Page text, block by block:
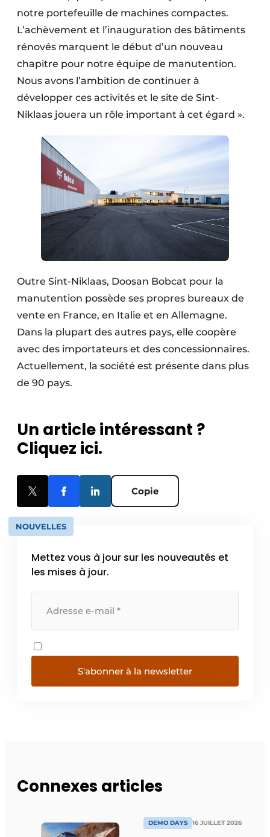
notre portefeuille de machines compactes.
L’achèvement et l’inauguration des bâtiments
rénovés marquent le début d’un nouveau
chapitre pour notre équipe de manutention.
Nous avons l’ambition de continuer à
développer ces activités et le site de Sint-
Niklaas jouera un rôle important à cet égard ».
Outre Sint-Niklaas, Doosan Bobcat pour la
manutention possède ses propres bureaux de
vente en France, en Italie et en Allemagne.
Dans la plupart des autres pays, elle coopère
avec des importateurs et des concessionnaires.
Actuellement, la société est présente dans plus
de 90 pays.
Un article intéressant ?
Cliquez ici.
Copie
NOUVELLES
Mettez vous à jour sur les nouveautés et
les mises à jour.
S'abonner à la newsletter
Connexes articles
DEMO DAYS 16 JUILLET 2026